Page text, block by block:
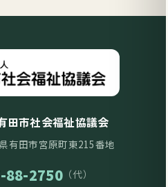
市社会福祉協議会
有田市宮原町東215番地
88-2750（代）